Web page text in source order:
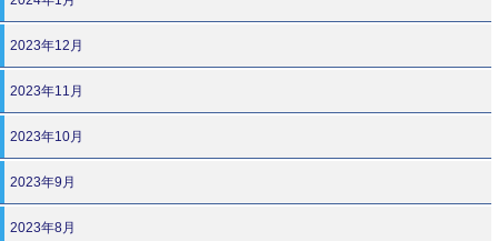
2023年12月
2023年11月
2023年10月
2023年9月
2023年8月